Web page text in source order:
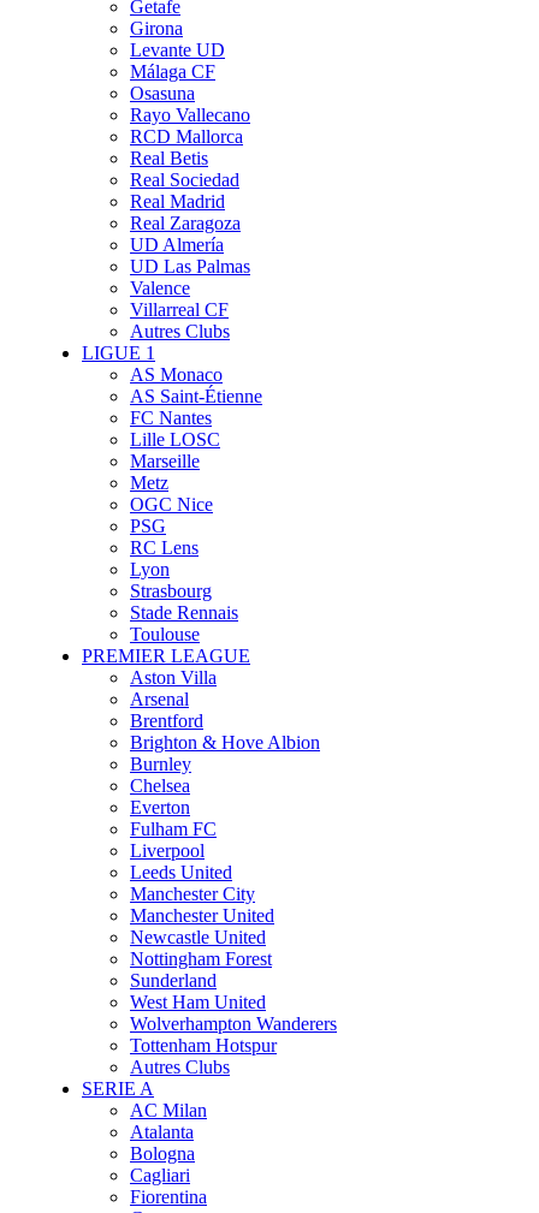
Getafe
Girona
Levante UD
Málaga CF
Osasuna
Rayo Vallecano
RCD Mallorca
Real Betis
Real Sociedad
Real Madrid
Real Zaragoza
UD Almería
UD Las Palmas
Valence
Villarreal CF
Autres Clubs
LIGUE 1
AS Monaco
AS Saint-Étienne
FC Nantes
Lille LOSC
Marseille
Metz
OGC Nice
PSG
RC Lens
Lyon
Strasbourg
Stade Rennais
Toulouse
PREMIER LEAGUE
Aston Villa
Arsenal
Brentford
Brighton & Hove Albion
Burnley
Chelsea
Everton
Fulham FC
Liverpool
Leeds United
Manchester City
Manchester United
Newcastle United
Nottingham Forest
Sunderland
West Ham United
Wolverhampton Wanderers
Tottenham Hotspur
Autres Clubs
SERIE A
AC Milan
Atalanta
Bologna
Cagliari
Fiorentina